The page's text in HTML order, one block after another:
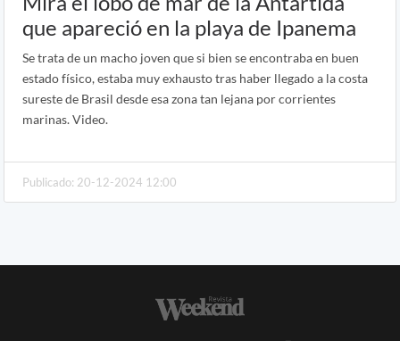
que apareció en la playa de Ipanema
Se trata de un macho joven que si bien se encontraba en buen
estado físico, estaba muy exhausto tras haber llegado a la costa
sureste de Brasil desde esa zona tan lejana por corrientes
marinas. Video.
Publicado: 20-12-2024 12:00